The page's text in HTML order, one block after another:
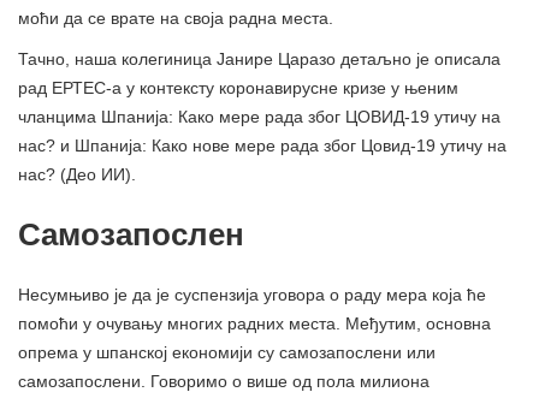
моћи да се врате на своја радна места.
Тачно, наша колегиница Јанире Царазо детаљно је описала
рад ЕРТЕС-а у контексту коронавирусне кризе у њеним
чланцима Шпанија: Како мере рада због ЦОВИД-19 утичу на
нас? и Шпанија: Како нове мере рада због Цовид-19 утичу на
нас? (Део ИИ).
Самозапослен
Несумњиво је да је суспензија уговора о раду мера која ће
помоћи у очувању многих радних места. Међутим, основна
опрема у шпанској економији су самозапослени или
самозапослени. Говоримо о више од пола милиона